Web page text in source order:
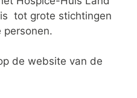
tot grote stichtingen
personen.
de website van de